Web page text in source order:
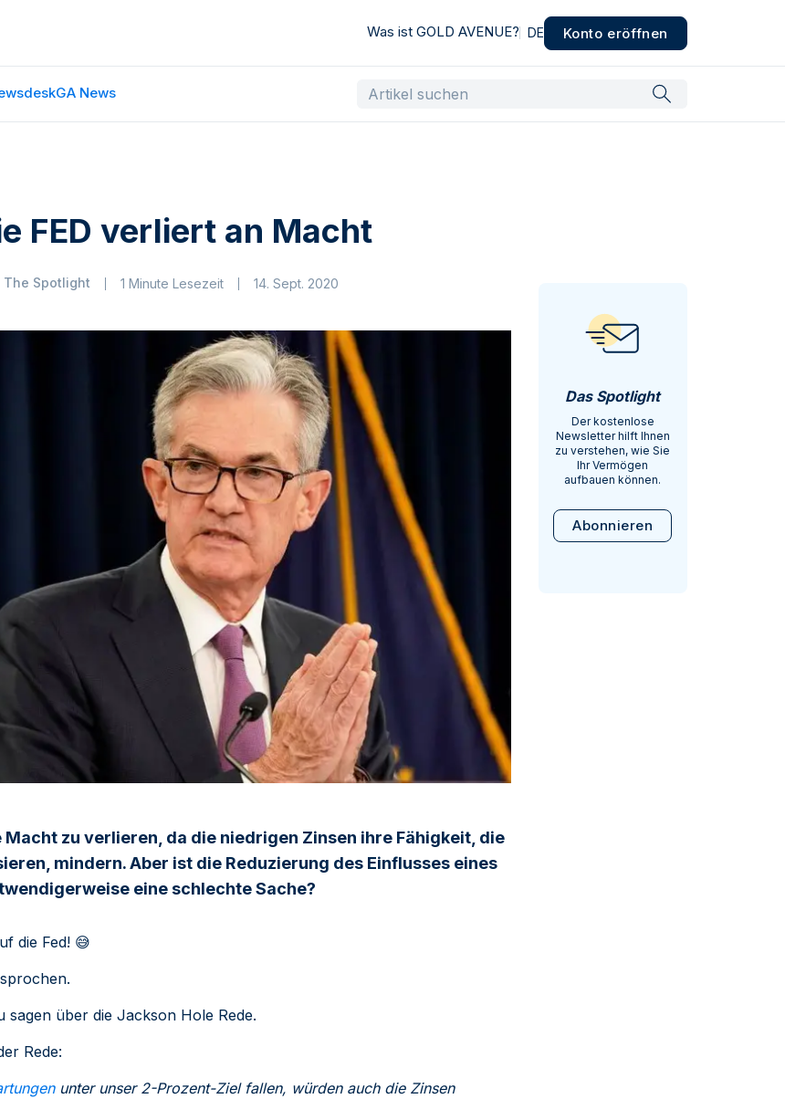
Was ist GOLD AVENUE? DE Konto eröffnen
GA News
FED verliert an Macht
The Spotlight 1 Minute Lesezeit 14. Sept. 2020
Macht zu verlieren, da die niedrigen Zinsen ihre Fähigkeit, die
mindern. Aber ist die Reduzierung des Einflusses eines
eine schlechte Sache?
die Fed! 😅
sagen über die Jackson Hole Rede.
Rede:
unter unser 2-Prozent-Ziel fallen, würden auch die Zinsen
Das Spotlight
Der kostenlose
Newsletter hilft Ihnen
zu verstehen, wie Sie
Ihr Vermögen
aufbauen können.
Abonnieren